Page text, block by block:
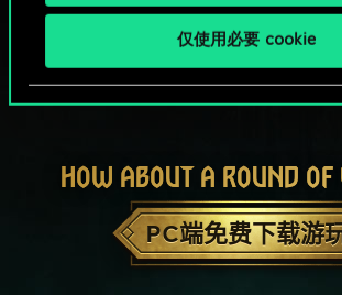
仅使用必要 cookie
HOW ABOUT A ROUND OF
PC端免费下载游